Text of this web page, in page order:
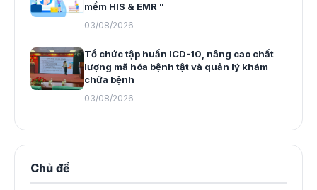
mềm HIS & EMR "
03/08/2026
Tổ chức tập huấn ICD-10, nâng cao chất
lượng mã hóa bệnh tật và quản lý khám
chữa bệnh
03/08/2026
Chủ đề